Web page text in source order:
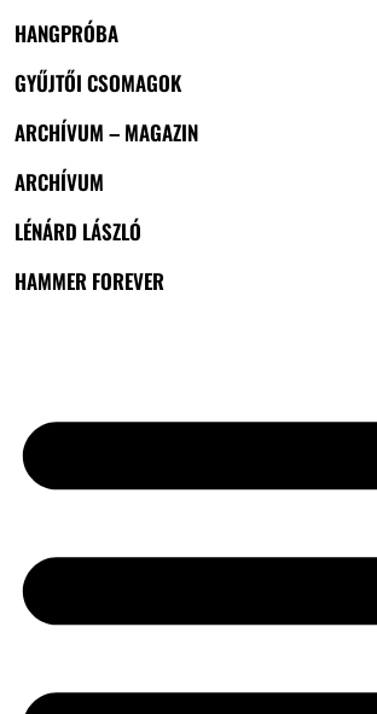
HANGPRÓBA
GYŰJTŐI CSOMAGOK
ARCHÍVUM – MAGAZIN
ARCHÍVUM
LÉNÁRD LÁSZLÓ
HAMMER FOREVER